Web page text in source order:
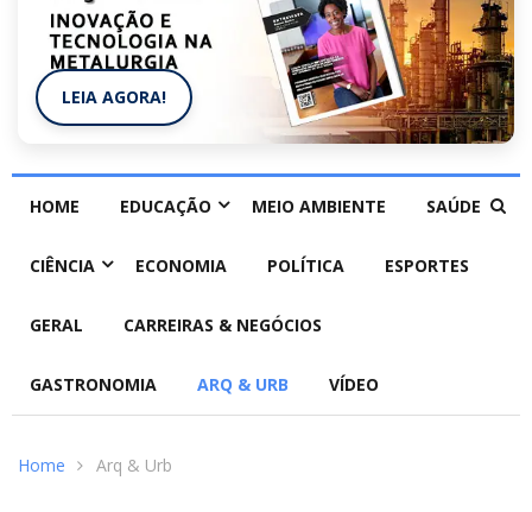
LEIA AGORA!
HOME EDUCAÇÃO MEIO AMBIENTE SAÚDE
CIÊNCIA ECONOMIA POLÍTICA ESPORTES
GERAL CARREIRAS & NEGÓCIOS
GASTRONOMIA ARQ & URB VÍDEO
Home Arq & Urb